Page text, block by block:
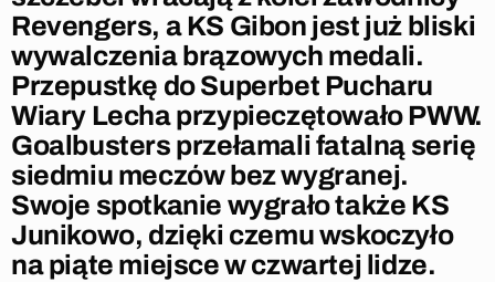
Revengers, a KS Gibon jest już bliski
wywalczenia brązowych medali.
Przepustkę do Superbet Pucharu
Wiary Lecha przypieczętowało PWW.
Goalbusters przełamali fatalną serię
siedmiu meczów bez wygranej.
Swoje spotkanie wygrało także KS
Junikowo, dzięki czemu wskoczyło
na piąte miejsce w czwartej lidze.